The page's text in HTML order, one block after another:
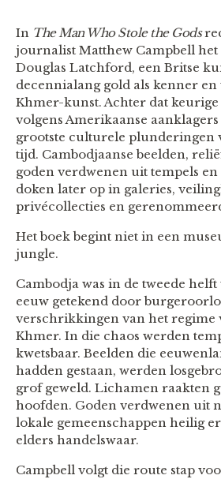
In The Man Who Stole the Gods
journalist Matthew Campbell
Douglas Latchford, een Britse
decennialang gold als kenner
Khmer-kunst. Achter dat
volgens Amerikaanse aanklagers
grootste culturele plunderingen
tijd. Cambodjaanse beelden,
goden verdwenen uit tempels
doken later op in galeries,
privécollecties en
Het boek begint niet in een
jungle.
Cambodja was in de tweede
eeuw getekend door
verschrikkingen van het regime
Khmer. In die chaos werden
kwetsbaar. Beelden die
hadden gestaan, werden
grof geweld. Lichamen raakten
hoofden. Goden verdwenen uit
lokale gemeenschappen heilig
elders handelswaar.
Campbell volgt die route stap